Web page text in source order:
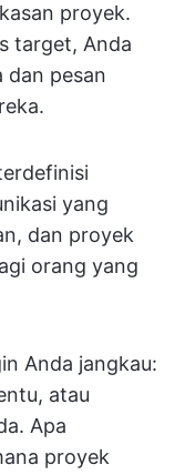
proyek.
target, Anda
dan pesan
yang
dan proyek
orang yang
Anda jangkau:
atau
Apa
proyek